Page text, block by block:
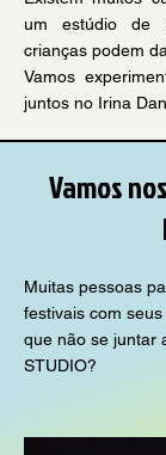
um estúdio de
crianças podem
​Vamos
juntos no Irina
Vamos
Muitas pessoas
festivais com
que não se juntar
STUDIO?